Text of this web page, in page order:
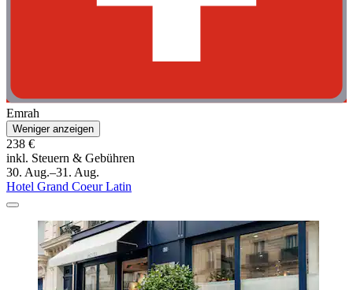
Emrah
Weniger anzeigen
238 €
inkl. Steuern & Gebühren
30. Aug.–31. Aug.
Hotel Grand Coeur Latin